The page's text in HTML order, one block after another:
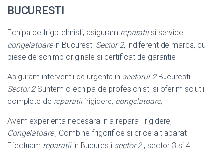
BUCURESTI
Echipa de frigotehnisti, asiguram reparatiisi service
congelatoarein Bucuresti Sector 2, indiferent de marca, cu
piese de schimb originale si certificat de garantie
Asiguram interventii de urgenta in sectorul 2Bucuresti.
Sector 2Suntem o echipa de profesionisti si oferim solutii
complete de reparatiifrigidere, congelatoare,
Avem experienta necesara in a repara Frigidere,
Congelatoare, Combine frigorifice si orice alt aparat
Efectuam reparatiiin Bucuresti sector 2, sector 3 si 4 .